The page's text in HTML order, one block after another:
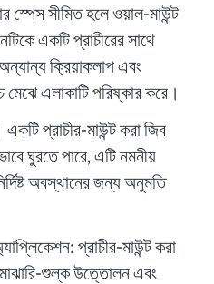
সীমিত হলে ওয়াল-মাউন্ট
একটি প্রাচীরের সাথে
ক্রিয়াকলাপ এবং
মেঝে এলাকাটি পরিষ্কার করে।
প্রাচীর-মাউন্ট করা জিব
ঘুরতে পারে, এটি নমনীয়
অবস্থানের জন্য অনুমতি
প্রাচীর-মাউন্ট করা
শুল্ক উত্তোলন এবং